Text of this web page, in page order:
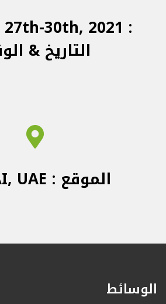
30th, 2021 :
التاريخ &
DUBAI, UAE : الموقع
الوسائط